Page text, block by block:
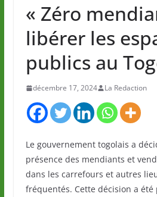
« Zéro
libérer les
publics au
décembre 17, 2024 La Redaction
Le gouvernement togolais a
présence des mendiants et
dans les carrefours et autres
fréquentés. Cette décision a